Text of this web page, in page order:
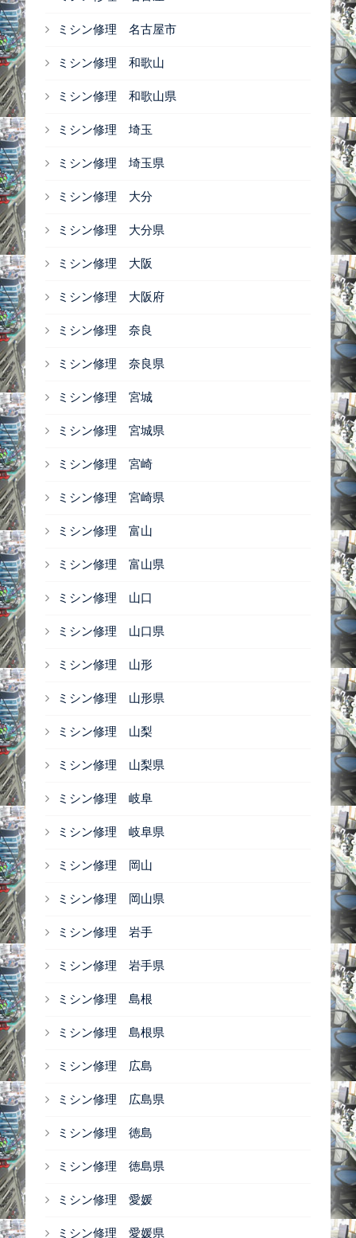
ミシン修理 名古屋市
ミシン修理 和歌山
ミシン修理 和歌山県
ミシン修理 埼玉
ミシン修理 埼玉県
ミシン修理 大分
ミシン修理 大分県
ミシン修理 大阪
ミシン修理 大阪府
ミシン修理 奈良
ミシン修理 奈良県
ミシン修理 宮城
ミシン修理 宮城県
ミシン修理 宮崎
ミシン修理 宮崎県
ミシン修理 富山
ミシン修理 富山県
ミシン修理 山口
ミシン修理 山口県
ミシン修理 山形
ミシン修理 山形県
ミシン修理 山梨
ミシン修理 山梨県
ミシン修理 岐阜
ミシン修理 岐阜県
ミシン修理 岡山
ミシン修理 岡山県
ミシン修理 岩手
ミシン修理 岩手県
ミシン修理 島根
ミシン修理 島根県
ミシン修理 広島
ミシン修理 広島県
ミシン修理 徳島
ミシン修理 徳島県
ミシン修理 愛媛
ミシン修理 愛媛県